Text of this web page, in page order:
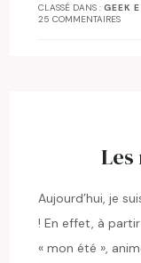
CLASSÉ DANS :GEEK
25 COMMENTAIRES
Les
Aujourd’hui, je
! En effet, à partir
« mon été »,